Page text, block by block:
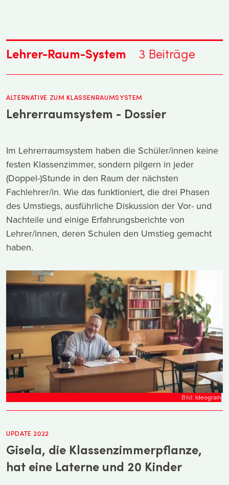
Lehrer-Raum-System 3 Beiträge
ALTERNATIVE ZUM KLASSENRAUMSYSTEM
Lehrerraumsystem - Dossier
Im Lehrerraumsystem haben die Schüler/innen keine
festen Klassenzimmer, sondern pilgern in jeder
(Doppel-)Stunde in den Raum der nächsten
Fachlehrer/in. Wie das funktioniert, die drei Phasen
des Umstiegs, ausführliche Diskussion der Vor- und
Nachteile und einige Erfahrungsberichte von
Lehrer/innen, deren Schulen den Umstieg gemacht
haben.
Bild: Ideogram
UPDATE 2022
Gisela, die Klassenzimmerpflanze,
hat eine Laterne und 20 Kinder